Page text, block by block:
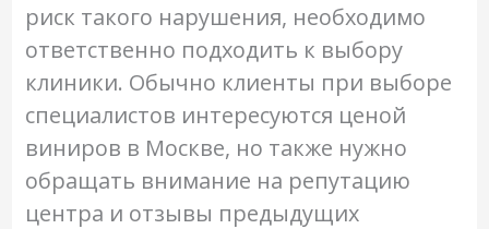
риск такого нарушения, необходимо
ответственно подходить к выбору
клиники. Обычно клиенты при выборе
специалистов интересуются ценой
виниров в Москве, но также нужно
обращать внимание на репутацию
центра и отзывы предыдущих